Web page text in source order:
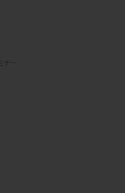
ナー